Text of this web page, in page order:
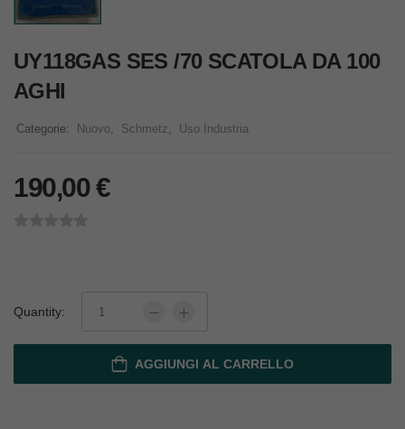
UY118GAS SES /70 SCATOLA DA 100
AGHI
Categorie: Nuovo, Schmetz, Uso Industria
190,00€
Quantity:
AGGIUNGI AL CARRELLO